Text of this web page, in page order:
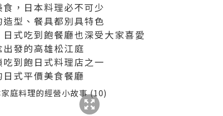
，日本料理必不可少
型、餐具都別具特色
式吃到飽餐廳也深受大家喜愛
發的高雄松江庭
到飽日式料理店之一
式平價美食餐廳